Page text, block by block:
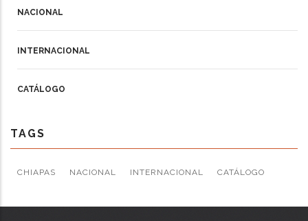
NACIONAL
INTERNACIONAL
CATÁLOGO
TAGS
CHIAPAS NACIONAL INTERNACIONAL CATÁLOGO